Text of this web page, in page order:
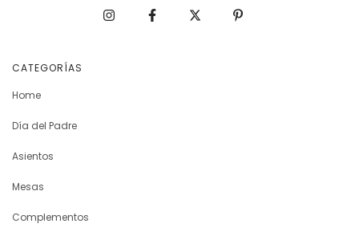
CATEGORÍAS
Home
Día del Padre
Asientos
Mesas
Complementos